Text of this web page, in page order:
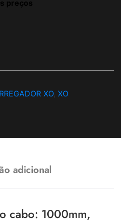
preços
XO, XO
adicional
cabo: 1000mm,